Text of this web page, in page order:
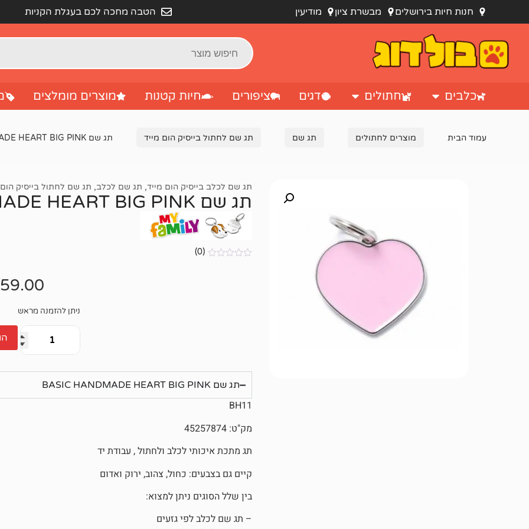
חנות חיות בירושלים מבשרת ציון מודיעין הטבה מחכה לכם בעגלת הקניות
כלבים חתולים דגים ציפורים חיות קטנות מוצרים מומלצים
עמוד הבית מוצרים לחתולים תג שם תג שם לחתול בייסיק הום מייד תג שם BASIC HANDMADE HEART BIG PINK
תג שם לכלב בייסיק הום מייד, תג שם לכלב, תג שם לחתול בייסיק הום
תג שם BASIC HANDMADE HEART BIG PINK
(0)
59.00
ניתן להזמנה מראש
תג שם BASIC HANDMADE HEART BIG PINK
BH11
מק"ט: 45257874
תג מתכת איכותי לכלב ולחתול , עבודת יד
קיים גם בצבעים: כחול, צהוב, ירוק ואדום
בין שלל הסוגים ניתן למצוא:
– תג שם לכלב לפי גזעים